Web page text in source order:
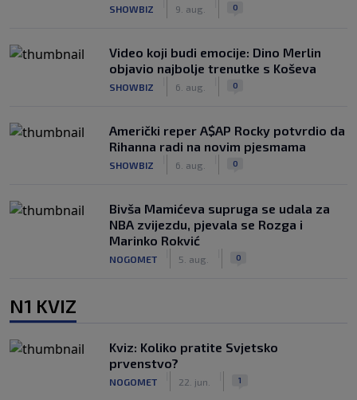
SHOWBIZ 9. aug. 0
Video koji budi emocije: Dino Merlin
objavio najbolje trenutke s Koševa
SHOWBIZ 6. aug. 0
Američki reper A$AP Rocky potvrdio da
Rihanna radi na novim pjesmama
SHOWBIZ 6. aug. 0
Bivša Mamićeva supruga se udala za
NBA zvijezdu, pjevala se Rozga i
Marinko Rokvić
NOGOMET 5. aug. 0
N1 KVIZ
Kviz: Koliko pratite Svjetsko
prvenstvo?
NOGOMET 22. jun. 1